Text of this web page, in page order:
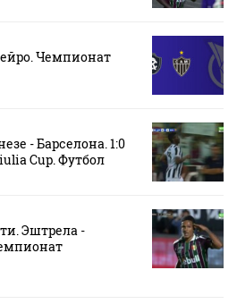
Чемпионат
- Барселона. 1:0
Cup. Футбол
Эштрела -